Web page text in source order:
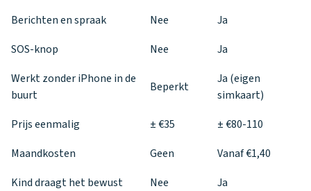
Berichten en spraak Nee
Ja
SOS-knop
Nee
Ja
Werkt zonder iPhone in de
buurt
Beperkt
Ja (eigen
simkaart)
Prijs eenmalig
± €35
± €80-110
Maandkosten
Geen
Vanaf €1,40
Kind draagt het bewust
Nee Ja